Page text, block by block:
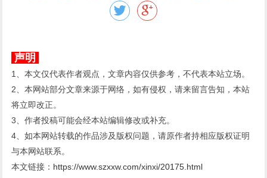
声明
1、本文仅代表作者观点，文章内容仅供参考，不代表本站立场。
2、本网站部分文章来源于网络，如有侵权，请来留言告知，本站
将立即改正。
3、作者投稿可能会经本站编辑修改或补充。
4、如本网站转载的作品涉及版权问题，请原作者持相应版权证明
与本网站联系。
本文链接： https://www.szxxw.com/xinxi/20175.html